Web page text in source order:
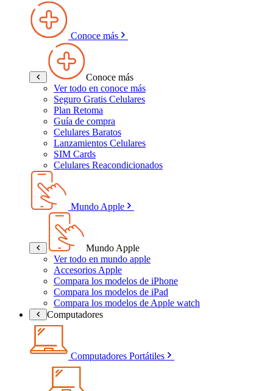
Conoce más
Conoce más
Ver todo en conoce más
Seguro Gratis Celulares
Plan Retoma
Guía de compra
Celulares Baratos
Lanzamientos Celulares
SIM Cards
Celulares Reacondicionados
Mundo Apple
Mundo Apple
Ver todo en mundo apple
Accesorios Apple
Compara los modelos de iPhone
Compara los modelos de iPad
Compara los modelos de Apple watch
Computadores
Computadores Portátiles